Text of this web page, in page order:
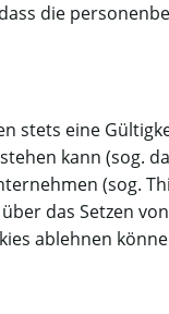
die
stets eine
kann (sog.
(sog.
das Setzen
ablehnen